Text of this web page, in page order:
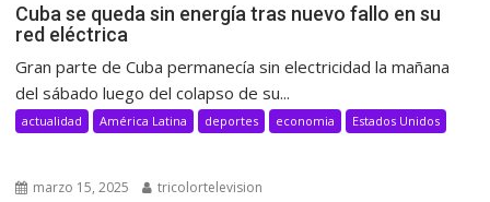
Cuba se queda sin energía tras nuevo fallo en su
red eléctrica
Gran parte de Cuba permanecía sin electricidad la mañana
del sábado luego del colapso de su...
actualidad América Latina deportes economia Estados Unidos
marzo 15, 2025 tricolortelevision